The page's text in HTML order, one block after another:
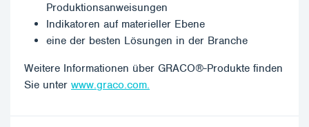
Produktionsanweisungen
Indikatoren auf materieller Ebene
eine der besten Lösungen in der Branche
Weitere Informationen über GRACO®-Produkte finden
Sie unter www.graco.com.